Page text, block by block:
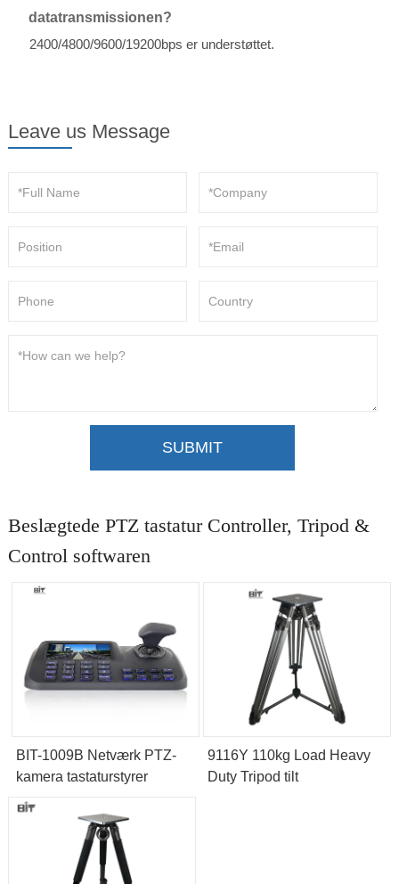
datatransmissionen?
2400/4800/9600/19200bps er understøttet.
Leave us Message
SUBMIT
Beslægtede PTZ tastatur Controller, Tripod &
Control softwaren
BIT-1009B Netværk PTZ-
kamera tastaturstyrer
9116Y 110kg Load Heavy
Duty Tripod tilt